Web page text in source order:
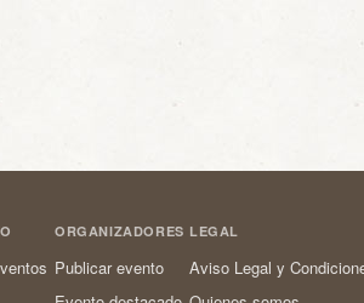
ORGANIZADORES
Publicar evento
LEGAL
Aviso Legal y